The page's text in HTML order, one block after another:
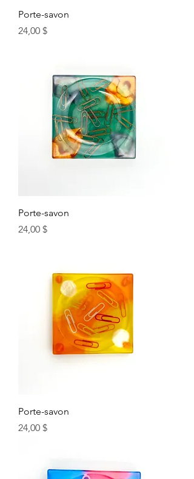
Porte-savon
Prix
24,00 $
Porte-savon
Prix
24,00 $
Porte-savon
Prix
24,00 $